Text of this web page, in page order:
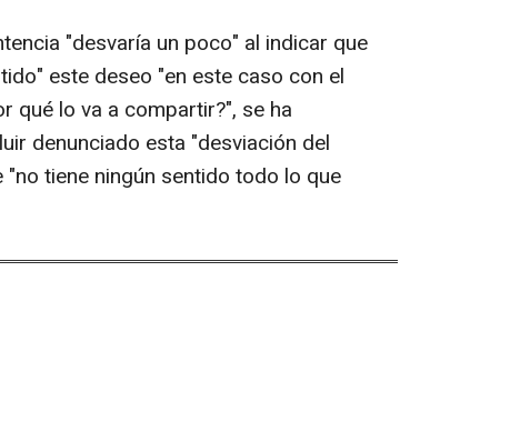
"desvaría un poco" al indicar que
este deseo "en este caso con el
qué lo va a compartir?", se ha
denunciado esta "desviación del
tiene ningún sentido todo lo que